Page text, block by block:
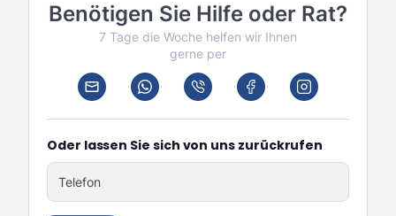
Benötigen Sie Hilfe oder Rat?
7 Tage die Woche helfen wir Ihnen
gerne per
Oder lassen Sie sich von uns zurückrufen
Telefon